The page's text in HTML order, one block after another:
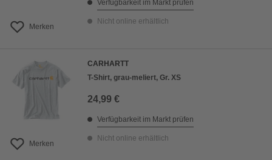
Merken
Verfügbarkeit im Markt prüfen
Nicht online erhältlich
Merken
CARHARTT
T-Shirt, grau-meliert, Gr. XS
24,99 €
Verfügbarkeit im Markt prüfen
Nicht online erhältlich